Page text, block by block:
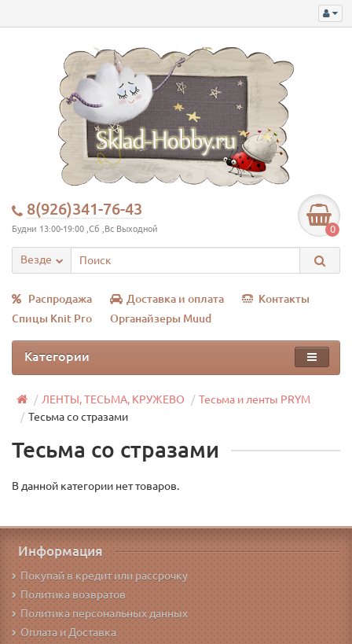
8(926)341-76-43
Будни 13:00-19:00 ,Сб ,Вс Выходной 0
Везде
Распродажа Доставка и оплата
Контакты
Спицы Knit Pro
Органайзеры Muud
Категории
ЛЕНТЫ, ТЕСЬМА, КРУЖЕВО
Тесьма и ленты PRYM
Тесьма со стразами
Тесьма со стразами
В данной категории нет товаров.
Информация
Покупай в кредит или рассрочку
Политика возвратов
Политика персональных данных
Оплата и Доставка